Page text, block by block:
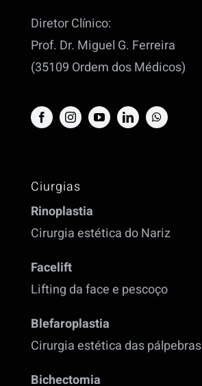
Diretor Clínico:
Prof. Dr. Miguel G. Ferreira
(35109 Ordem dos Médicos)
Ciurgias
Rinoplastia
Cirurgia estética do Nariz
Facelift
Lifting da face e pescoço
Blefaroplastia
Cirurgia estética das pálpebras
Bichectomia